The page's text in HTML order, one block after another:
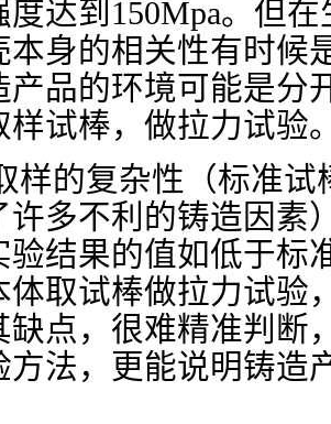
达到 150Mpa。但在
本身的相关性有时候
产品的环境可能是分
样试棒，做拉力试验
样的复杂性（标准
许多不利的铸造因素
验结果的值如低于标
体取试棒做拉力试验
缺点，很难精准判断
方法，更能说明铸造